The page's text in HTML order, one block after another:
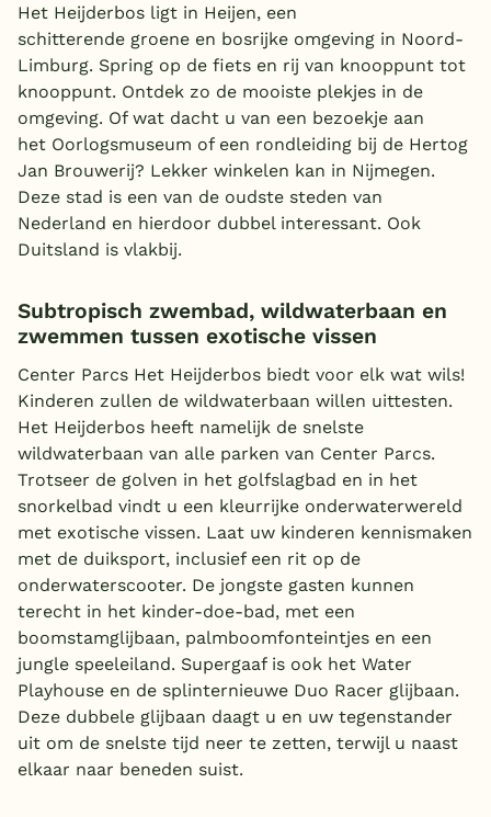
Het Heijderbos ligt in Heijen, een
schitterende groene en bosrijke omgeving in Noord-
Limburg. Spring op de fiets en rij van knooppunt tot
knooppunt. Ontdek zo de mooiste plekjes in de
omgeving. Of wat dacht u van een bezoekje aan
het Oorlogsmuseum of een rondleiding bij de Hertog
Jan Brouwerij? Lekker winkelen kan in Nijmegen.
Deze stad is een van de oudste steden van
Nederland en hierdoor dubbel interessant. Ook
Duitsland is vlakbij.
Subtropisch zwembad, wildwaterbaan en
zwemmen tussen exotische vissen
Center Parcs Het Heijderbos biedt voor elk wat wils!
Kinderen zullen de wildwaterbaan willen uittesten.
Het Heijderbos heeft namelijk de snelste
wildwaterbaan van alle parken van Center Parcs.
Trotseer de golven in het golfslagbad en in het
snorkelbad vindt u een kleurrijke onderwaterwereld
met exotische vissen. Laat uw kinderen kennismaken
met de duiksport, inclusief een rit op de
onderwaterscooter. De jongste gasten kunnen
terecht in het kinder-doe-bad, met een
boomstamglijbaan, palmboomfonteintjes en een
jungle speeleiland. Supergaaf is ook het Water
Playhouse en de splinternieuwe Duo Racer glijbaan.
Deze dubbele glijbaan daagt u en uw tegenstander
uit om de snelste tijd neer te zetten, terwijl u naast
elkaar naar beneden suist.